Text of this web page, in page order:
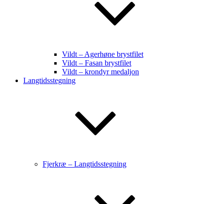
Vildt – Agerhøne brystfilet
Vildt – Fasan brystfilet
Vildt – krondyr medaljon
Langtidsstegning
Fjerkræ – Langtidsstegning